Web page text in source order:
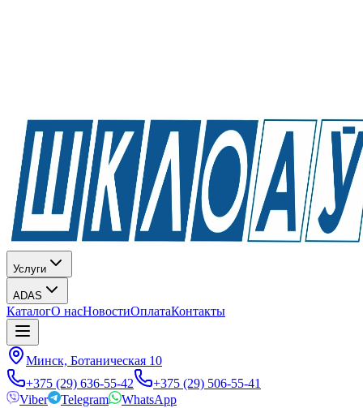
Услуги
ADAS
КаталогО насНовостиОплатаКонтакты
Минск, Ботаническая 10
+375 (29) 636-55-42
+375 (29) 506-55-41
Viber
Telegram WhatsApp